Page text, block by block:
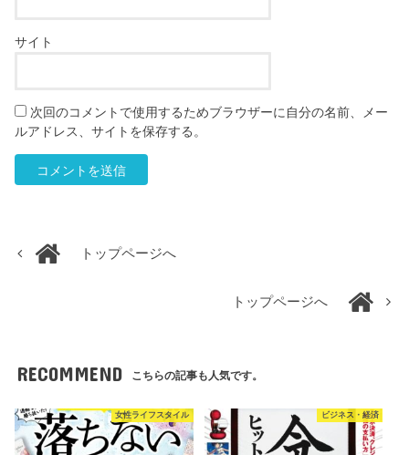
サイト
次回のコメントで使用するためブラウザーに自分の名前、メー
ルアドレス、サイトを保存する。
トップページへ
トップページへ
RECOMMEND こちらの記事も人気です。
女性ライフスタイル ビジネス・経済